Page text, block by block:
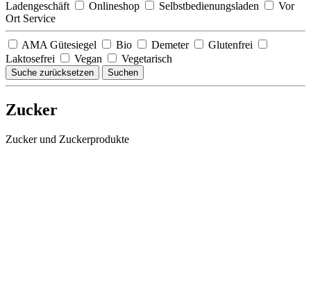
Ladengeschäft
Onlineshop Selbstbedienungsladen
Vor
Ort Service
AMA Gütesiegel Bio Demeter
Glutenfrei
Laktosefrei
Vegan Vegetarisch
Suche zurücksetzen Suchen
Zucker
Zucker und Zuckerprodukte